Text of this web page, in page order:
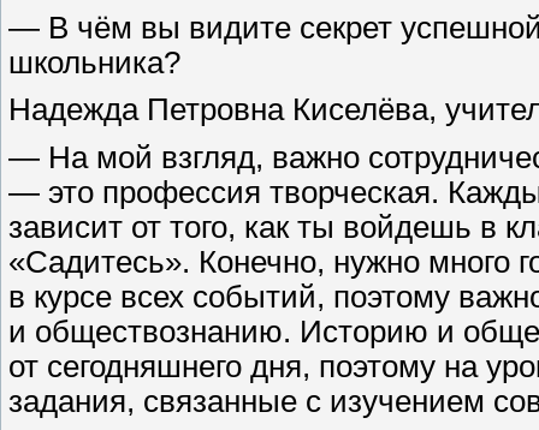
— В чём вы видите секрет
школьника?
Надежда Петровна Киселёва,
— На мой взгляд, важно
— это профессия творческая.
зависит от того, как ты войдешь в
«Садитесь». Конечно, нужно много
в курсе всех событий, поэтому
и обществознанию. Историю и
от сегодняшнего дня, поэтому на
задания, связанные с изучением